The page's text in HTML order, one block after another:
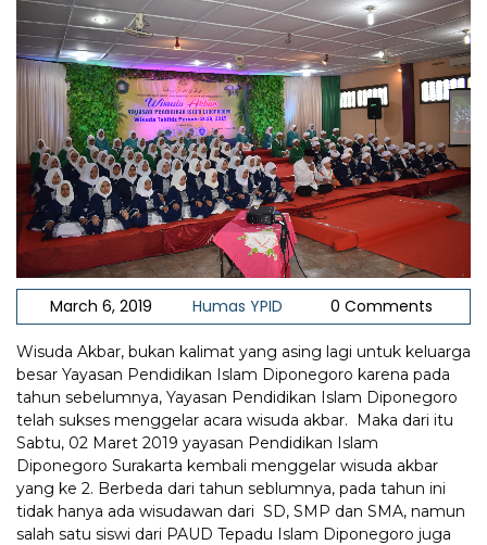
March 6, 2019 Humas YPID 0 Comments
Wisuda Akbar, bukan kalimat yang asing lagi untuk keluarga
besar Yayasan Pendidikan Islam Diponegoro karena pada
tahun sebelumnya, Yayasan Pendidikan Islam Diponegoro
telah sukses menggelar acara wisuda akbar. Maka dari itu
Sabtu, 02 Maret 2019 yayasan Pendidikan Islam
Diponegoro Surakarta kembali menggelar wisuda akbar
yang ke 2. Berbeda dari tahun seblumnya, pada tahun ini
tidak hanya ada wisudawan dari SD, SMP dan SMA, namun
salah satu siswi dari PAUD Tepadu Islam Diponegoro juga